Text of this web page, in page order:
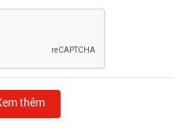
thêm